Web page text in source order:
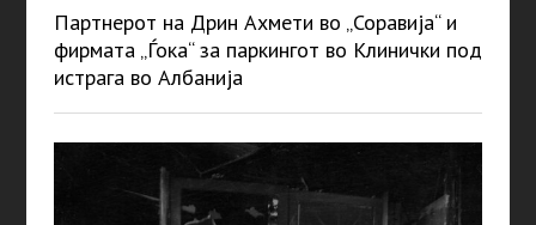
Партнерот на Дрин Ахмети во „Соравија“ и
фирмата „Ѓока“ за паркингот во Клинички под
истрага во Албанија